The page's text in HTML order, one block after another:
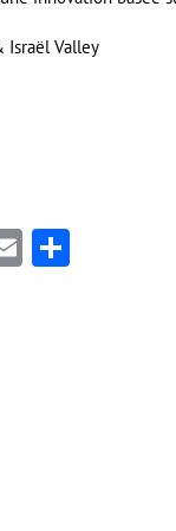
Israël Valley
Email